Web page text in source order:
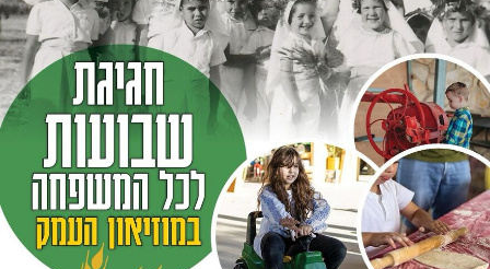
התנתק